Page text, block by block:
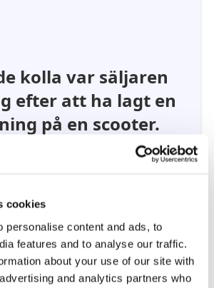
cookies
personalise content and ads, to
features and to analyse our traffic.
about your use of our site with
and analytics partners who
kolla var säljaren
efter att ha lagt en
på en scooter.
detta gick vårt möte
allt gick bra!”